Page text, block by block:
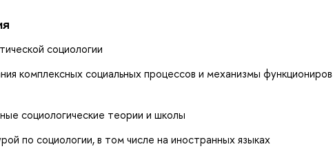
социологии
комплексных социальных процессов и механизмы
социологические теории и школы
по социологии, в том числе на иностранных языках